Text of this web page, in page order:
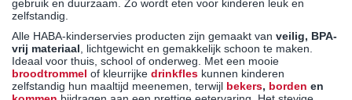
gebruik en duurzaam. Zo wordt eten voor kinderen leuk en
zelfstandig.
Alle HABA-kinderservies producten zijn gemaakt van veilig, BPA-
vrij materiaal, lichtgewicht en gemakkelijk schoon te maken.
Ideaal voor thuis, school of onderweg. Met een mooie
broodtrommel of kleurrijke drinkfles kunnen kinderen
zelfstandig hun maaltijd meenemen, terwijl bekers, borden en